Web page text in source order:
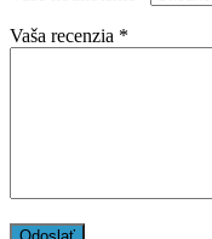
Vaša recenzia *